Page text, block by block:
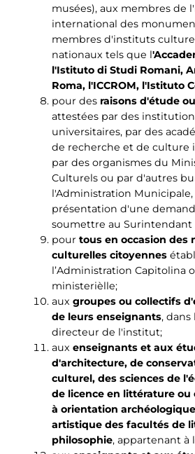
musées), aux membres de l'
international des
membres d'instituts
nationaux tels que l
l'Istituto di Studi Romani,
Roma, l'ICCROM, l'Istituto
pour des raisons d'étude
attestées par des
universitaires, par des
de recherche et de culture
par des organismes du
Culturels ou par d'autres
l'Administration Municipale,
présentation d'une
soumettre au Surintendant
pourtous en occasion des
culturelles citoyennes
l’Administration Capitolina
ministerièlle;
aux groupes ou collectifs
de leurs enseignants, dans
directeur de l'institut;
aux enseignants et aux
d'architecture, de
culturel, des sciences de
de licence en littérature
à orientation
artistique des facultés de
philosophie, appartenant à